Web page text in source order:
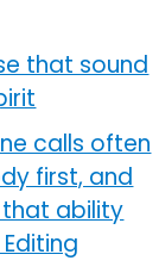
that sound
calls often
first, and
ability